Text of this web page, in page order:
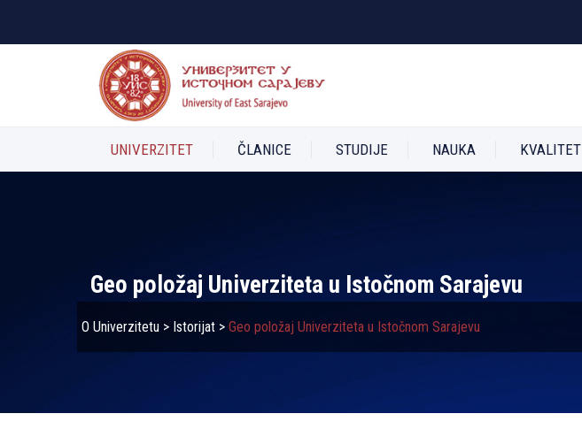
UNIVERZITET ČLANICE STUDIJE NAUKA KVALITET
Geo položaj Univerziteta u Istočnom Sarajevu
O Univerzitetu > Istorijat > Geo položaj Univerziteta u Istočnom Sarajevu